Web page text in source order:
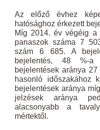
Az előző évhez
hatósághoz érkezett
Míg 2014. év végéig a
panaszok száma 7
szám 6 685. A
bejelentés, 48 %-
bejelentések aránya
hasonló időszakához
bejelentések aránya
jelzések aránya
alacsonyabb a
mértektől.